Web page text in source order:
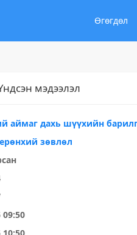
Өгөгдөл
мэдээлэл
аймаг дахь шүүхийн
зөвлөл
09:50